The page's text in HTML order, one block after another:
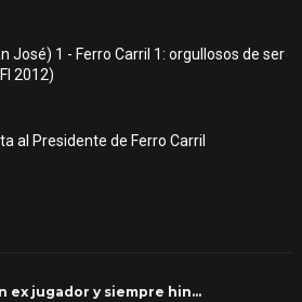
José) 1 - Ferro Carril 1: orgullosos de ser
2012)
al Presidente de Ferro Carril
ex jugador y siempre hin…